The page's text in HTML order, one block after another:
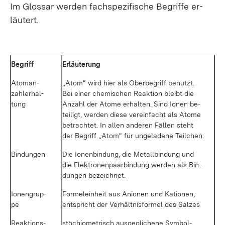
Im Glos­sar wer­den fach­spe­zi­fi­sche Be­grif­fe er­
läu­tert.
Be­griff Er­läu­te­rung
Atoman­
zahl­er­hal­
tung
„Atom“ wird hier als Ober­be­griff be­nutzt.
Bei ei­ner che­mi­schen Re­ak­ti­on bleibt die
An­zahl der Ato­me er­hal­ten. Sind Io­nen be­
tei­ligt, wer­den die­se ver­ein­facht als Ato­me
be­trach­tet. In al­len an­de­ren Fäl­len steht
der Be­griff „Atom“ für un­ge­la­de­ne Teil­chen.
Bin­dun­gen
Die Io­nen­bin­dung, die Me­tall­bin­dung und
die Elek­tro­nen­paar­bin­dung wer­den als Bin­
dun­gen be­zeich­net.
Io­nen­grup­
pe
For­mel­ein­heit aus Anio­nen und Kat­io­nen,
ent­spricht der Ver­hält­nis­for­mel des Sal­zes
Re­ak­ti­ons­ stö­chio­me­trisch aus­ge­gli­che­ne Sym­bol­